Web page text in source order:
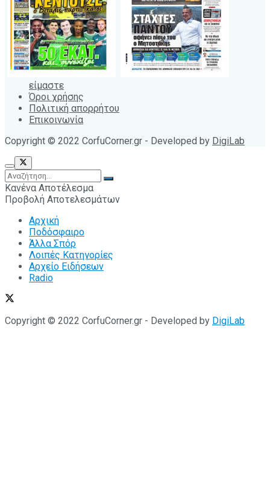
είμαστε
Όροι χρήσης
Πολιτική απορρήτου
Επικοινωνία
Copyright © 2022 CorfuCorner.gr - Developed by DigiLab
Κανένα Αποτέλεσμα
Προβολή Αποτελεσμάτων
Αρχική
Ποδόσφαιρο
Άλλα Σπόρ
Λοιπές Κατηγορίες
Αρχείο Ειδήσεων
Radio
Copyright © 2022 CorfuCorner.gr - Developed by DigiLab